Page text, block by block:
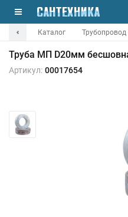
Каталог Трубопровод
Труба МП D20мм
Артикул: 00017654